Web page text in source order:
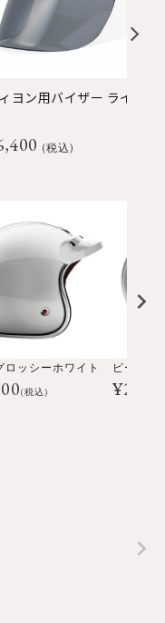
ヨン用バイザー ライ
税込
ロッシーホワイト
(税込) ¥